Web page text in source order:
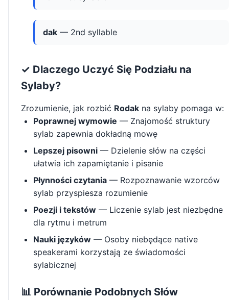
dak — 2nd syllable
✓ Dlaczego Uczyć Się Podziału na
Sylaby?
Zrozumienie, jak rozbić Rodak na sylaby pomaga w:
Poprawnej wymowie — Znajomość struktury
sylab zapewnia dokładną mowę
Lepszej pisowni — Dzielenie słów na części
ułatwia ich zapamiętanie i pisanie
Płynności czytania — Rozpoznawanie wzorców
sylab przyspiesza rozumienie
Poezji i tekstów — Liczenie sylab jest niezbędne
dla rytmu i metrum
Nauki języków — Osoby niebędące native
speakerami korzystają ze świadomości
sylabicznej
📊 Porównanie Podobnych Słów